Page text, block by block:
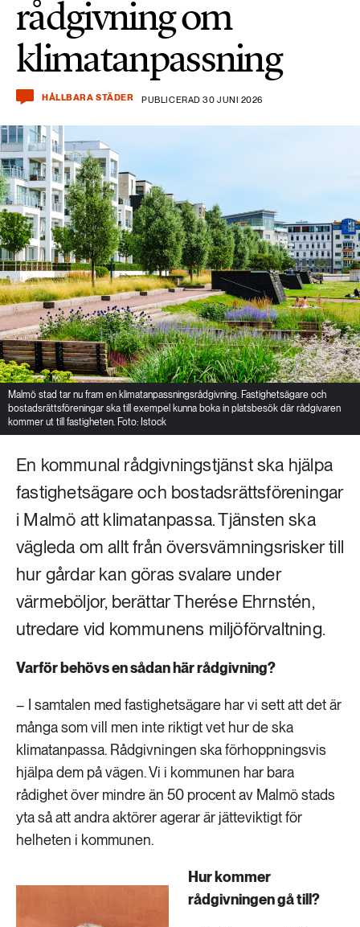
rådgivning om
klimatanpassning
HÅLLBARA STÄDER PUBLICERAD 30 JUNI 2026
Malmö stad tar nu fram en klimatanpassningsrådgivning. Fastighetsägare och
bostadsrättsföreningar ska till exempel kunna boka in platsbesök där rådgivaren
kommer ut till fastigheten. Foto: Istock
En kommunal rådgivningstjänst ska hjälpa
fastighetsägare och bostadsrättsföreningar
i Malmö att klimatanpassa. Tjänsten ska
vägleda om allt från översvämningsrisker till
hur gårdar kan göras svalare under
värmeböljor, berättar Therése Ehrnstén,
utredare vid kommunens miljöförvaltning.
Varför behövs en sådan här rådgivning?
– I samtalen med fastighetsägare har vi sett att det är
många som vill men inte riktigt vet hur de ska
klimatanpassa. Rådgivningen ska förhoppningsvis
hjälpa dem på vägen. Vi i kommunen har bara
rådighet över mindre än 50 procent av Malmö stads
yta så att andra aktörer agerar är jätteviktigt för
helheten i kommunen.
Hur kommer
rådgivningen gå till?